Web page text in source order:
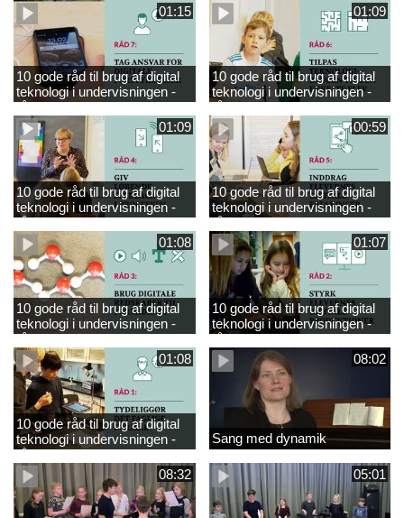
01:15
10 gode råd til brug af digital
teknologi i undervisningen -
råd 7
01:09
10 gode råd til brug af digital
teknologi i undervisningen -
råd 6
01:09
10 gode råd til brug af digital
teknologi i undervisningen -
råd 4
00:59
10 gode råd til brug af digital
teknologi i undervisningen -
råd 5
01:08
10 gode råd til brug af digital
teknologi i undervisningen -
råd 3
01:07
10 gode råd til brug af digital
teknologi i undervisningen -
råd 2
01:08
10 gode råd til brug af digital
teknologi i undervisningen -
råd 1
08:02
Sang med dynamik
08:32 05:01